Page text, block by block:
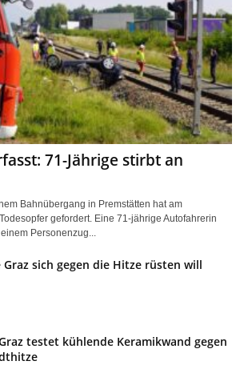
71-Jährige stirbt an
Bahnübergang in Premstätten hat am
gefordert. Eine 71-jährige Autofahrerin
Personenzug...
Graz sich gegen die Hitze rüsten will
testet kühlende Keramikwand gegen